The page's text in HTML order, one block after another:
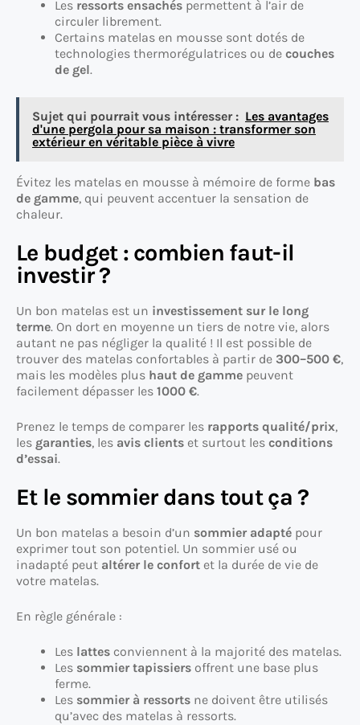
Les ressorts ensachés permettent à l’air de
circuler librement.
Certains matelas en mousse sont dotés de
technologies thermorégulatrices ou de couches
de gel.
Sujet qui pourrait vous intéresser : Les avantages
d'une pergola pour sa maison : transformer son
extérieur en véritable pièce à vivre
Évitez les matelas en mousse à mémoire de forme bas
de gamme, qui peuvent accentuer la sensation de
chaleur.
Le budget : combien faut-il
investir ?
Un bon matelas est un investissement sur le long
terme. On dort en moyenne un tiers de notre vie, alors
autant ne pas négliger la qualité ! Il est possible de
trouver des matelas confortables à partir de 300–500 €,
mais les modèles plus haut de gamme peuvent
facilement dépasser les 1000 €.
Prenez le temps de comparer les rapports qualité/prix,
les garanties, les avis clients et surtout les conditions
d’essai.
Et le sommier dans tout ça ?
Un bon matelas a besoin d’un sommier adapté pour
exprimer tout son potentiel. Un sommier usé ou
inadapté peut altérer le confort et la durée de vie de
votre matelas.
En règle générale :
Les lattes conviennent à la majorité des matelas.
Les sommier tapissiers offrent une base plus
ferme.
Les sommier à ressorts ne doivent être utilisés
qu’avec des matelas à ressorts.